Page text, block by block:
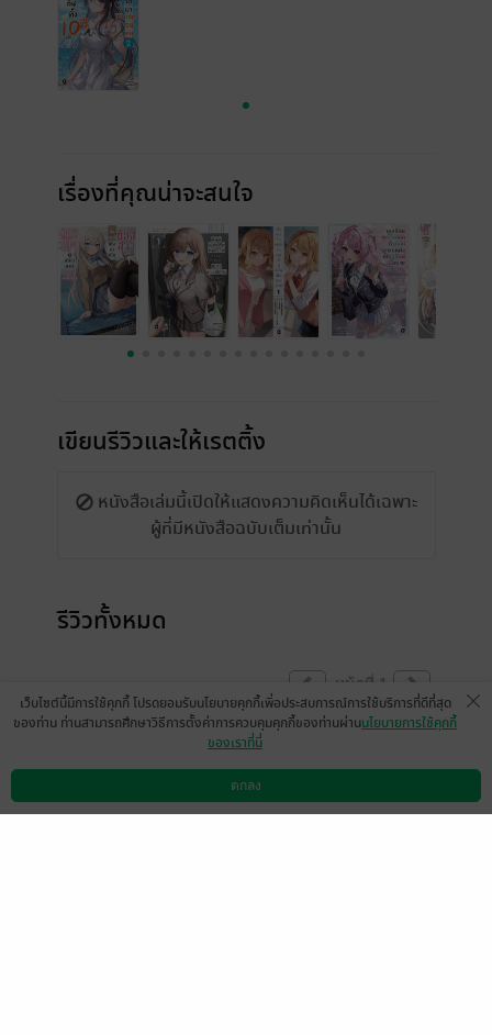
เรื่องที่คุณน่าจะสนใจ
เขียนรีวิวและให้เรตติ้ง
หนังสือเล่มนี้เปิดให้แสดงความคิดเห็นได้เฉพาะ
ผู้ที่มีหนังสือฉบับเต็มเท่านั้น
รีวิวทั้งหมด
หน้าที่ 1
10 เม.ย. 25697:59 น.
ดาวน์โหลดแอป วิธีการใช้งาน ติดต่อเรา
เว็บไซต์นี้มีการใช้คุกกี้ โปรดยอมรับนโยบายคุกกี้เพื่อประสบการณ์การใช้บริการที่ดีที่สุด
ของท่าน ท่านสามารถศึกษาวิธีการตั้งค่าการควบคุมคุกกี้ของท่านผ่านนโยบายการใช้คุกกี้
ของเราที่นี่
ตกลง